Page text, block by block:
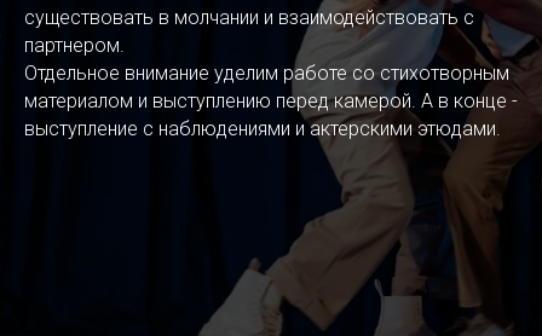
существовать в молчании и взаимодействовать с
партнером.
Отдельное внимание уделим работе со стихотворным
материалом и выступлению перед камерой. А в конце -
выступление с наблюдениями и актерскими этюдами.